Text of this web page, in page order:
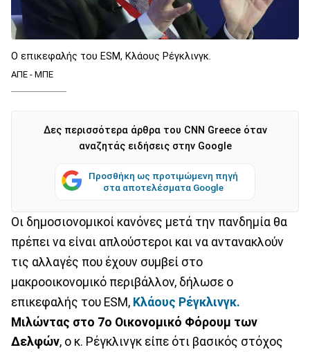
Ο επικεφαλής του ESM, Κλάους Ρέγκλινγκ.
ΑΠΕ - ΜΠΕ
Δες περισσότερα άρθρα του CNN Greece όταν
αναζητάς ειδήσεις στην Google
Προσθήκη ως προτιμώμενη πηγή
στα αποτελέσματα Google
Οι δημοσιονομικοί κανόνες μετά την πανδημία θα
πρέπει να είναι απλούστεροι και να αντανακλούν
τις αλλαγές που έχουν συμβεί στο
μακροοικονομικό περιβάλλον, δήλωσε ο
επικεφαλής του ESM, Κλάους Ρέγκλινγκ.
Μιλώντας στο 7ο Οικονομικό Φόρουμ των
Δελφών, ο κ. Ρέγκλινγκ είπε ότι βασικός στόχος